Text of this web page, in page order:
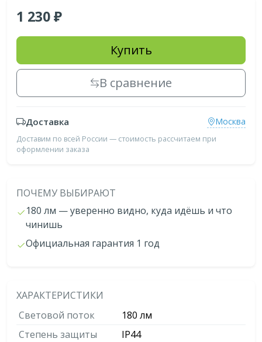
1 230
Купить
В сравнение
Доставка Москва
Доставим по всей России — стоимость рассчитаем при
оформлении заказа
ПОЧЕМУ ВЫБИРАЮТ
180 лм — уверенно видно, куда идёшь и что
чинишь
Официальная гарантия 1 год
ХАРАКТЕРИСТИКИ
Световой поток
180 лм
Степень защиты
IP44